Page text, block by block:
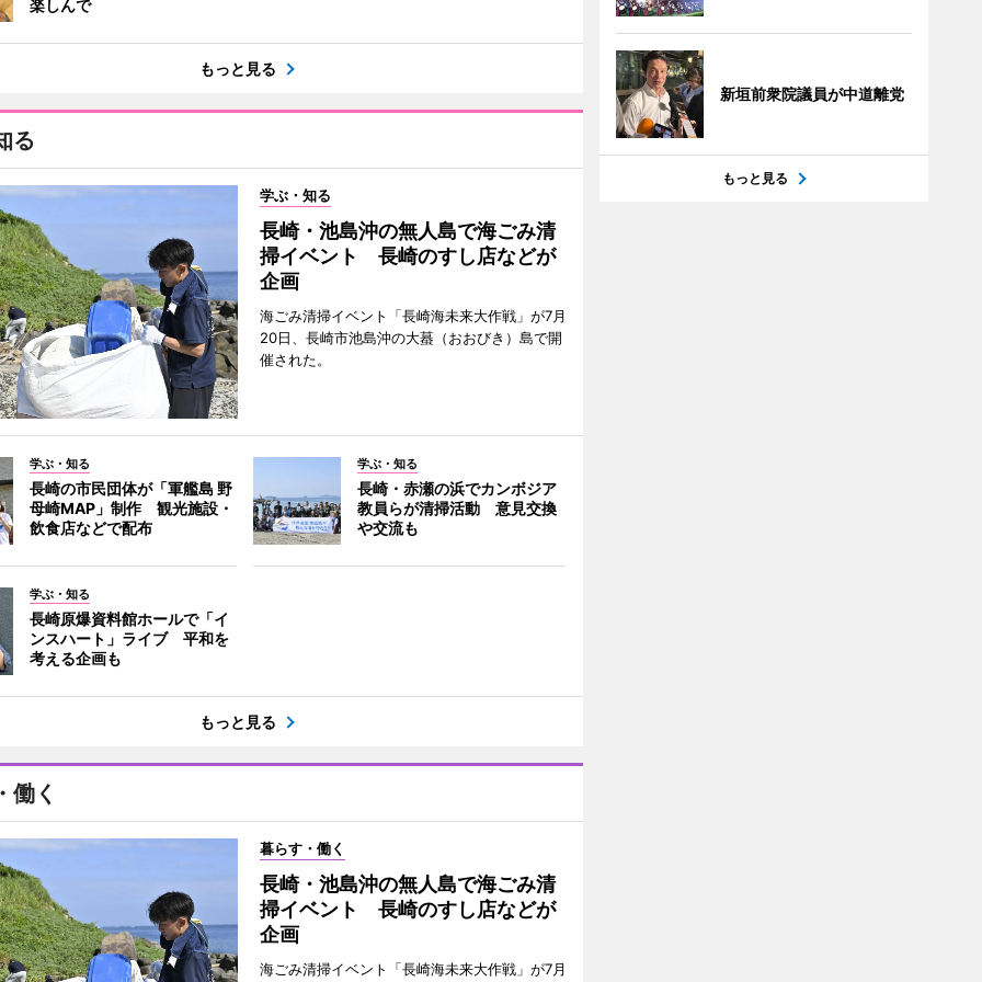
楽しんで
もっと見る
る
学ぶ・知る
長崎・池島沖の無人島で海ごみ清
掃イベント 長崎のすし店などが
企画
海ごみ清掃イベント「長崎海未来大作戦」が7月
20日、長崎市池島沖の大蟇（おおびき）島で開
催された。
学ぶ・知る
長崎の市民団体が「軍艦島 野
母崎MAP」制作 観光施設・
飲食店などで配布
学ぶ・知る
長崎・赤瀬の浜でカンボジア
教員らが清掃活動 意見交換
や交流も
学ぶ・知る
長崎原爆資料館ホールで「イ
ンスハート」ライブ 平和を
考える企画も
もっと見る
働く
暮らす・働く
長崎・池島沖の無人島で海ごみ清
掃イベント 長崎のすし店などが
企画
海ごみ清掃イベント「長崎海未来大作戦」が7月
新垣前衆院議員が中道離党
もっと見る